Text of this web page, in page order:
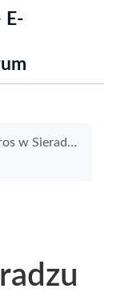
E-
i porady dla użytkowników